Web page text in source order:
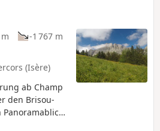
-1 767 m
(Isère)
ab Champ
den Brisou-